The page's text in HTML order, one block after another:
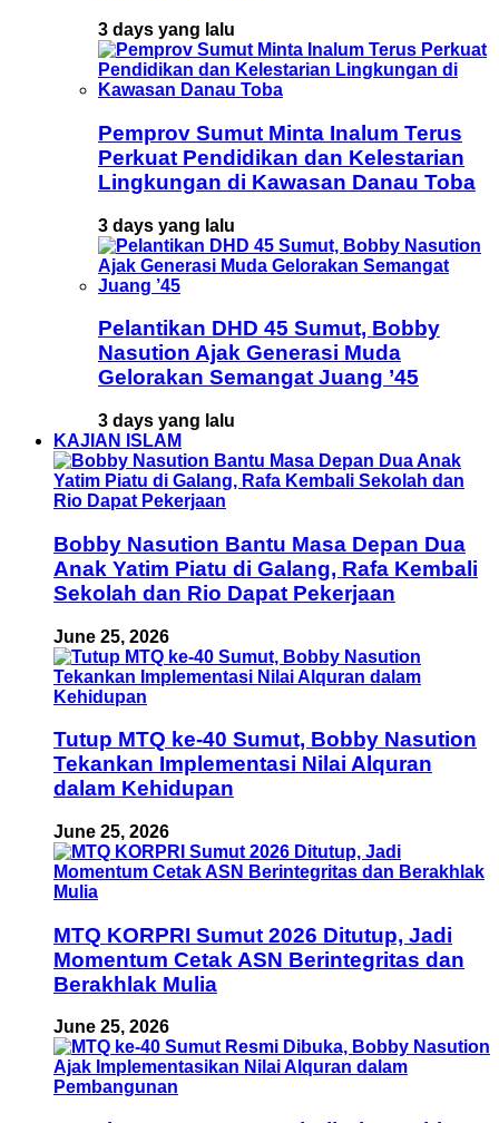
3 days yang lalu
Pemprov Sumut Minta Inalum Terus
Perkuat Pendidikan dan Kelestarian
Lingkungan di Kawasan Danau Toba
3 days yang lalu
Pelantikan DHD 45 Sumut, Bobby
Nasution Ajak Generasi Muda
Gelorakan Semangat Juang ’45
3 days yang lalu
KAJIAN ISLAM
Bobby Nasution Bantu Masa Depan Dua
Anak Yatim Piatu di Galang, Rafa Kembali
Sekolah dan Rio Dapat Pekerjaan
June 25, 2026
Tutup MTQ ke-40 Sumut, Bobby Nasution
Tekankan Implementasi Nilai Alquran
dalam Kehidupan
June 25, 2026
MTQ KORPRI Sumut 2026 Ditutup, Jadi
Momentum Cetak ASN Berintegritas dan
Berakhlak Mulia
June 25, 2026